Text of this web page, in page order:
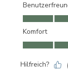
Komfort
Komfort, 5.0
Hilfreich?